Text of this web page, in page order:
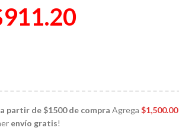
911.20
partir de $1500 de compra Agrega$1,500.00
envío gratis!